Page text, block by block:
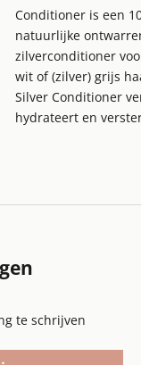
Conditioner is een
natuurlijke
zilverconditioner
wit of (zilver) grijs
Silver Conditioner
hydrateert en
te schrijven